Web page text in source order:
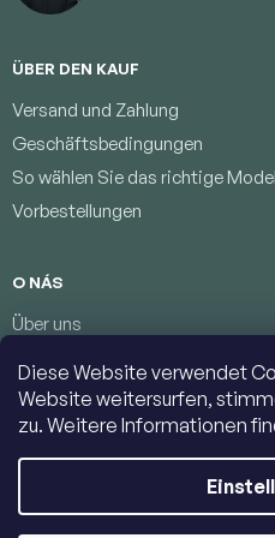
Diese Website verwendet
Website weitersurfen,
zu. Weitere Informationen
ÜBER DEN KAUF
Versand und Zahlung
Geschäftsbedingungen
So wählen Sie das richtige
Vorbestellungen
O NÁS
Über uns
Bedingungen zum Schutz
Kontakte
Copyright 2026Jumbolino-